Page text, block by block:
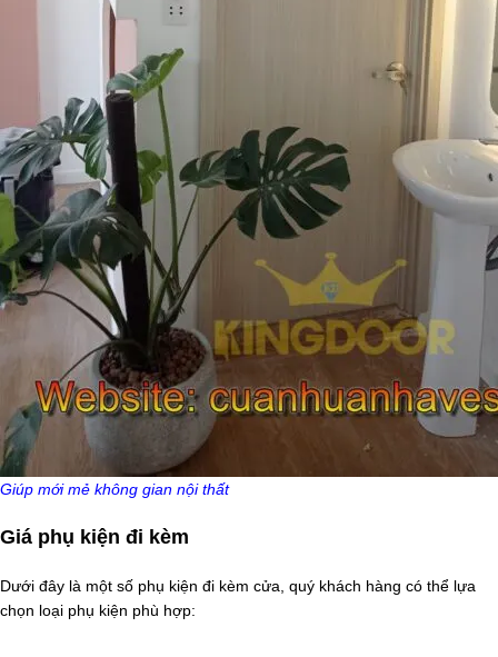
Giúp mới mẻ không gian nội thất
Giá phụ kiện đi kèm
Dưới đây là một số phụ kiện đi kèm cửa, quý khách hàng có thể lựa
chọn loại phụ kiện phù hợp: